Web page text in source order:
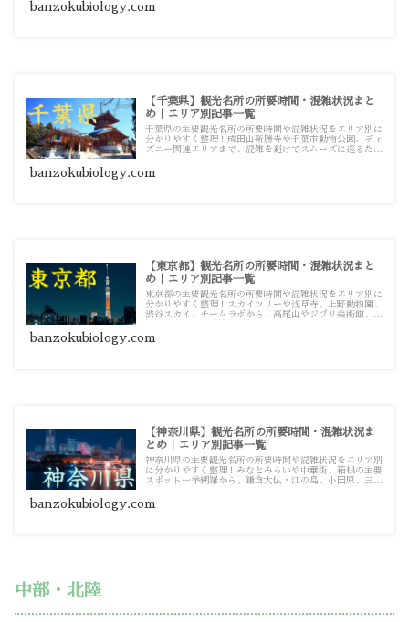
事一覧です。
banzokubiology.com
【千葉県】観光名所の所要時間・混雑状況まと
め｜エリア別記事一覧
千葉県の主要観光名所の所要時間や混雑状況をエリア別に
分かりやすく整理！成田山新勝寺や千葉市動物公園、ディ
ズニー関連エリアまで、混雑を避けてスムーズに巡るため
banzokubiology.com
【東京都】観光名所の所要時間・混雑状況まと
め｜エリア別記事一覧
東京都の主要観光名所の所要時間や混雑状況をエリア別に
分かりやすく整理！スカイツリーや浅草寺、上野動物園、
渋谷スカイ、チームラボから、高尾山やジブリ美術館、小
お出かけ攻略ガイド記事一覧です。
banzokubiology.com
【神奈川県】観光名所の所要時間・混雑状況ま
とめ｜エリア別記事一覧
神奈川県の主要観光名所の所要時間や混雑状況をエリア別
に分かりやすく整理！みなとみらいや中華街、箱根の主要
スポット一挙網羅から、鎌倉大仏・江の島、小田原、三浦
かけ攻略ガイド記事一覧です。
banzokubiology.com
中部・北陸